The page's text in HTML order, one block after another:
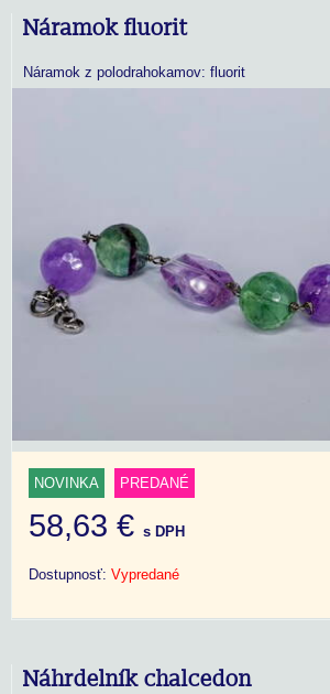
Náramok fluorit
Náramok z polodrahokamov: fluorit
NOVINKA PREDANÉ
58,63 € s DPH
Dostupnosť: Vypredané
Náhrdelník chalcedon